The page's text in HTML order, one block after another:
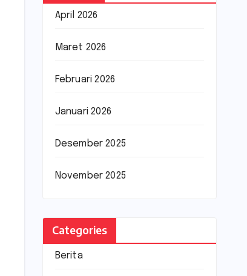
April 2026
Maret 2026
Februari 2026
Januari 2026
Desember 2025
November 2025
Categories
Berita